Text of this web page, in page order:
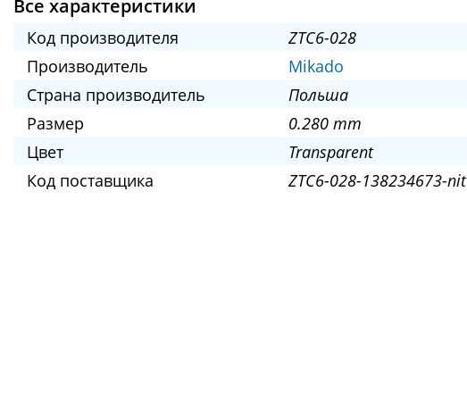
Все характеристики
Код производителя
ZTC6-028
Производитель
Mikado
Страна производитель
Польша
Размер
0.280 mm
Цвет
Transparent
Код поставщика
ZTC6-028-138234673-nit